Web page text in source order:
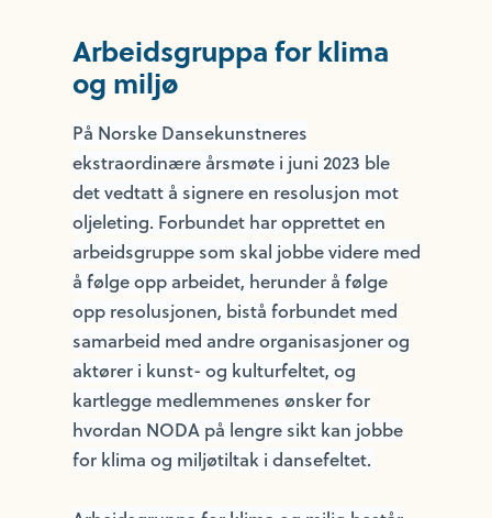
Arbeidsgruppa for klima
og miljø
På Norske Dansekunstneres
ekstraordinære årsmøte i juni 2023 ble
det vedtatt å signere en resolusjon mot
oljeleting. Forbundet har opprettet en
arbeidsgruppe som skal jobbe videre med
å følge opp arbeidet, herunder å følge
opp resolusjonen, bistå forbundet med
samarbeid med andre organisasjoner og
aktører i kunst- og kulturfeltet, og
kartlegge medlemmenes ønsker for
hvordan NODA på lengre sikt kan jobbe
for klima og miljøtiltak i dansefeltet.